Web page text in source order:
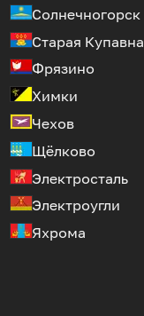
Солнечногорск
Старая Купавна
Фрязино
Химки
Чехов
Щёлково
Электросталь
Электроугли
Яхрома